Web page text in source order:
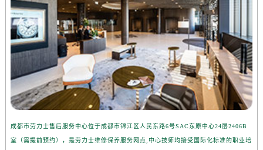
成都市劳力士售后服务中心位于成都市锦江区人民东路6号SAC东原中心24层2406B
室（需提前预约），是劳力士维修保养服务网点,中心技师均接受国际化标准的职业培